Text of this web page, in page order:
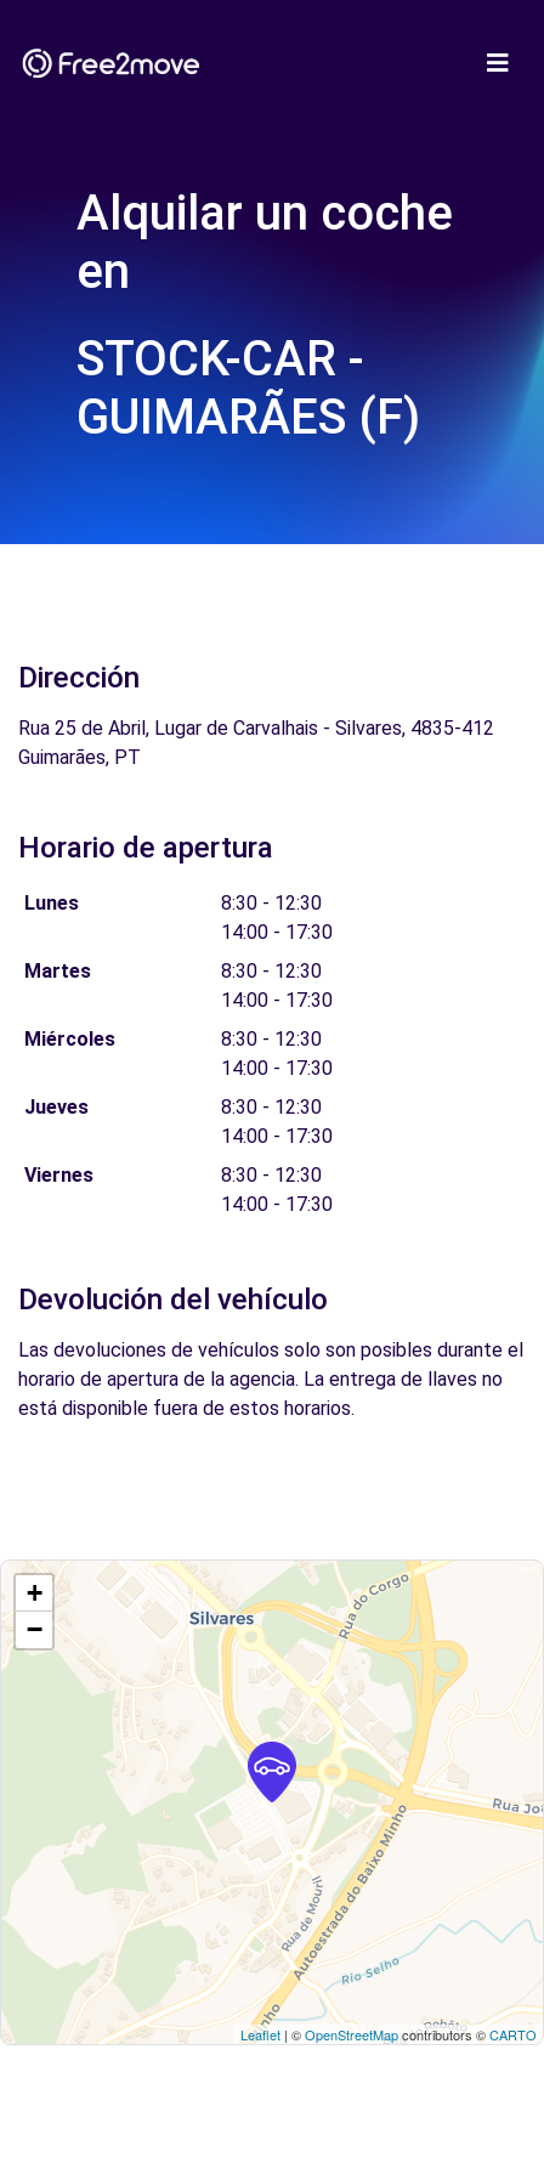
Alquilar un coche
en
STOCK-CAR -
GUIMARÃES (F)
Dirección
Rua 25 de Abril, Lugar de Carvalhais - Silvares, 4835-412
Guimarães, PT
Horario de apertura
Lunes
8:30 - 12:30
14:00 - 17:30
Martes
8:30 - 12:30
14:00 - 17:30
Miércoles
8:30 - 12:30
14:00 - 17:30
Jueves
8:30 - 12:30
14:00 - 17:30
Viernes
8:30 - 12:30
14:00 - 17:30
Devolución del vehículo
Las devoluciones de vehículos solo son posibles durante el
horario de apertura de la agencia. La entrega de llaves no
está disponible fuera de estos horarios.
+
−
Leaflet | ©OpenStreetMapcontributors ©CARTO